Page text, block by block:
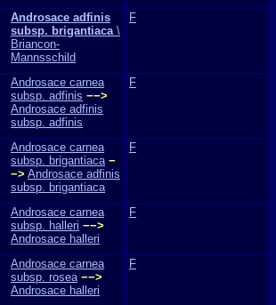
Androsace adfinis
subsp. brigantiaca\
Briancon-
Mannsschild
F
Androsace carnea
subsp. adfinis −−>
Androsace adfinis
subsp. adfinis
F
Androsace carnea
subsp. brigantiaca −
−> Androsace adfinis
subsp. brigantiaca
F
Androsace carnea
subsp. halleri −−>
Androsace halleri
F
Androsace carnea
subsp. rosea −−>
Androsace halleri
F